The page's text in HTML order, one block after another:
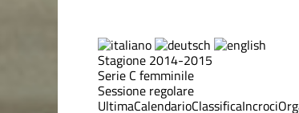
Stagione 2014-2015
Serie C femminile
Sessione regolare
UltimaCalendarioClassificaIncroci